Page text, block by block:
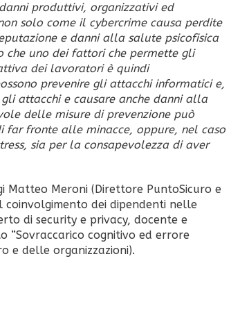
produttivi, organizzativi ed
solo come il cybercrime causa perdite
e danni alla salute psicofisica
uno dei fattori che permette gli
dei lavoratori è quindi
prevenire gli attacchi informatici e,
attacchi e causare anche danni alla
delle misure di prevenzione può
far fronte alle minacce, oppure, nel caso
sia per la consapevolezza di aver
Matteo Meroni (Direttore PuntoSicuro e
coinvolgimento dei dipendenti nelle
di security e privacy, docente e
“Sovraccarico cognitivo ed errore
e delle organizzazioni).